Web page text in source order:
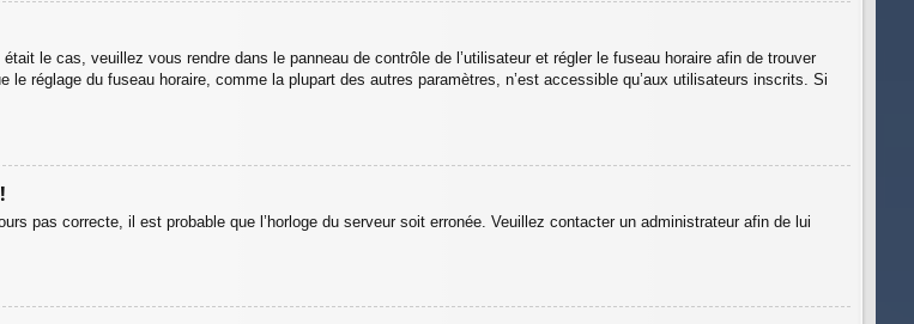
le cas, veuillez vous rendre dans le panneau de contrôle de l’utilisateur et régler le fuseau horaire afin de trouver
réglage du fuseau horaire, comme la plupart des autres paramètres, n’est accessible qu’aux utilisateurs inscrits. Si
pas correcte, il est probable que l’horloge du serveur soit erronée. Veuillez contacter un administrateur afin de lui